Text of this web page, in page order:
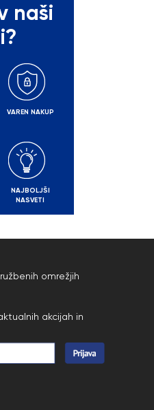
naši
VAREN NAKUP
NAJBOLJŠI
NASVETI
omrežjih
akcijah in